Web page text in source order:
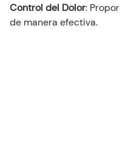
Control del Dolor:
de manera efectiva.